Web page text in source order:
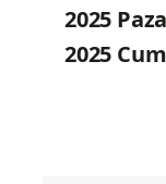
2025
2025